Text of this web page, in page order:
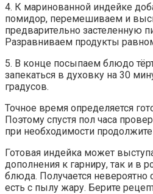
4. К маринованной индейке
помидор, перемешиваем и
предварительно застеленную
Разравниваем продукты
5. В конце посыпаем блюдо
запекаться в духовку на 30
градусов.
Точное время определяется
Поэтому спустя пол часа
при необходимости продолжите
Готовая индейка может
дополнения к гарниру, так и в
блюда. Получается невероятно
есть с пылу жару. Берите